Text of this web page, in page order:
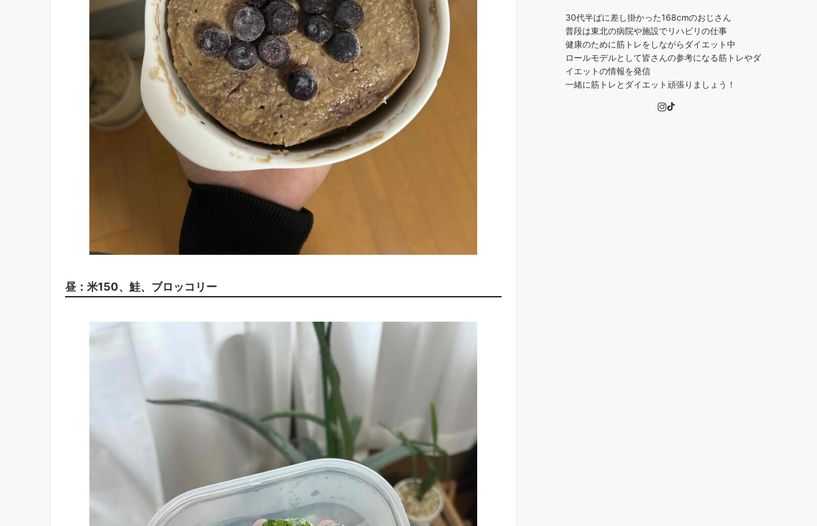
昼：米150、鮭、ブロッコリー
30代半ばに差し掛かった168cmのおじさん
普段は東北の病院や施設でリハビリの仕事
健康のために筋トレをしながらダイエット中
ロールモデルとして皆さんの参考になる筋トレやダ
イエットの情報を発信
一緒に筋トレとダイエット頑張りましょう！